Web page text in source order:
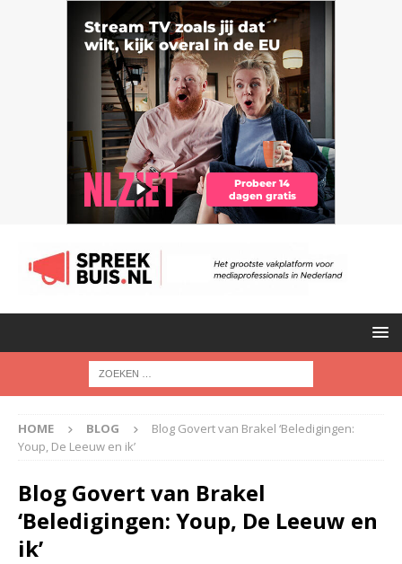
HOME BLOG
Blog Govert van Brakel ‘Beledigingen:
Youp, De Leeuw en ik’
Blog Govert van Brakel
‘Beledigingen: Youp, De Leeuw en
ik’